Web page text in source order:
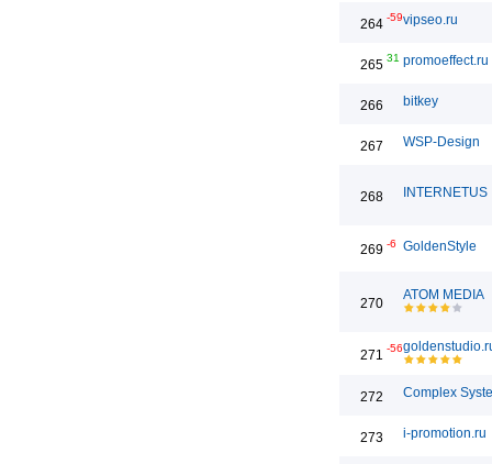
264 -59vipseo.ru
265 31 promoeffect.ru
266 bitkey
267 WSP-Design
268 INTERNETUS
269 -6 GoldenStyle
270
ATOM MEDIA
271 -56
272 Complex
273 i-promotion.ru